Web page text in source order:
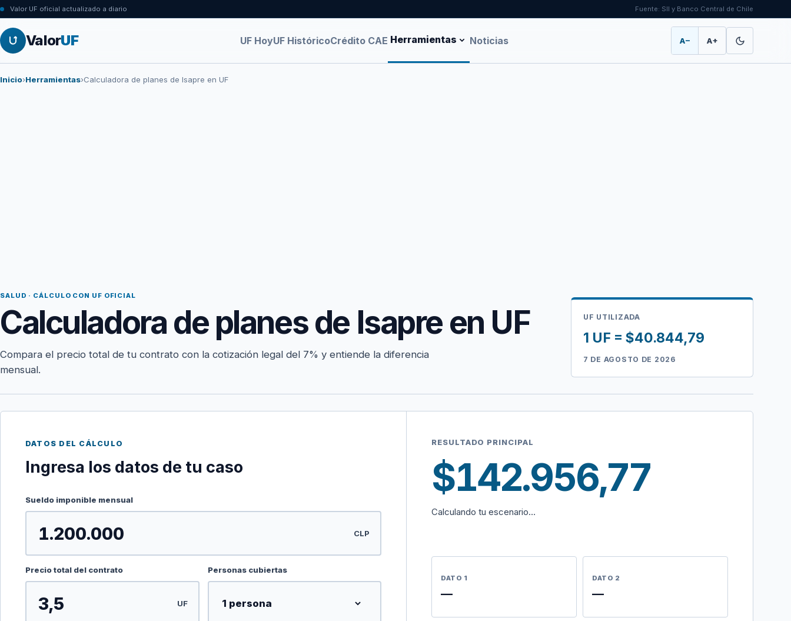
Valor UF oficial actualizado a diario Fuente: SII y Banco Central de Chile
ValorUF UF HoyUF HistóricoCrédito CAE Herramientas Noticias A− A+
Inicio›Herramientas›Calculadora de planes de Isapre en UF
SALUD · CÁLCULO CON UF OFICIAL
Calculadora de planes de Isapre en UF
Compara el precio total de tu contrato con la cotización legal del 7% y entiende la diferencia
mensual.
UF UTILIZADA
1 UF = $40.844,79
7 DE AGOSTO DE 2026
DATOS DEL CÁLCULO
Ingresa los datos de tu caso
Sueldo imponible mensual
CLP
Precio total del contrato
UF
Personas cubiertas
RESULTADO PRINCIPAL
$142.956,77
Calculando tu escenario…
DATO 1
—
DATO 2
—